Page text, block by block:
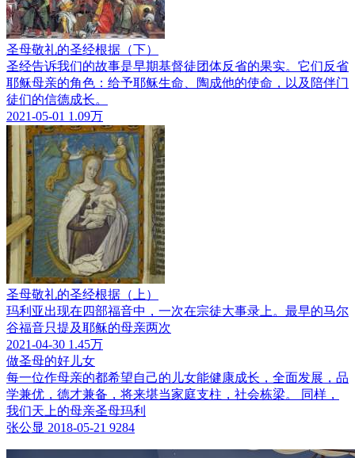
圣母敬礼的圣经根据（下）
圣经告诉我们的故事是早期基督徒团体反省的果实。它们反省
耶稣母亲的角色：给予耶稣生命、陶成他的使命，以及陪伴门
徒们的信德成长。
2021-05-01 1.09万
圣母敬礼的圣经根据（上）
玛利亚出现在四部福音中，一次在宗徒大事录上。最早的马尔
谷福音只提及耶稣的母亲两次
2021-04-30 1.45万
做圣母的好儿女
每一位作母亲的都希望自己的儿女能健康成长，全面发展，品
学兼优，德才兼备，将来堪当家庭支柱，社会栋梁。 同样，
我们天上的母亲圣母玛利
张公显 2018-05-21 9284